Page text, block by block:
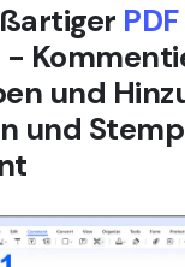
PDF
-
und
und